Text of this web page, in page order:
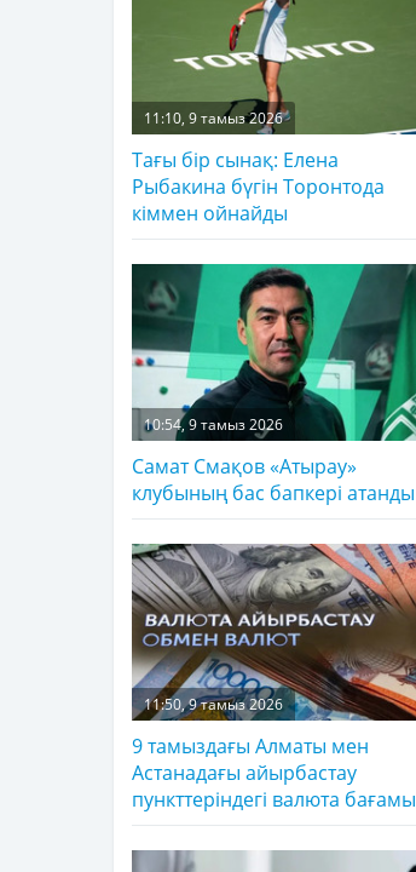
11:10, 9 тамыз 2026
Тағы бір сынақ: Елена
Рыбакина бүгін Торонтода
кіммен ойнайды
10:54, 9 тамыз 2026
Самат Смақов «Атырау»
клубының бас бапкері атанды
11:50, 9 тамыз 2026
9 тамыздағы Алматы мен
Астанадағы айырбастау
пункттеріндегі валюта бағамы